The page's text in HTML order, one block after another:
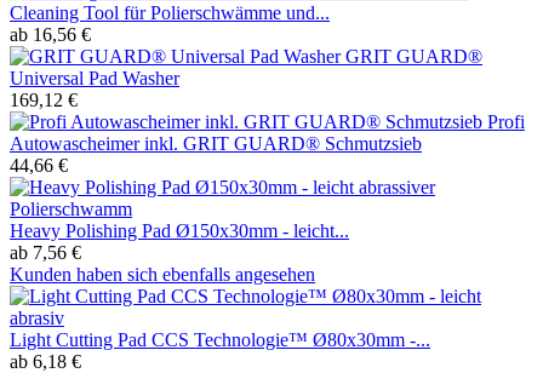
Cleaning Tool für Polierschwämme und...
ab 16,56 €
GRIT GUARD®
Universal Pad Washer
169,12 €
Profi
Autowascheimer inkl. GRIT GUARD® Schmutzsieb
44,66 €
Heavy Polishing Pad Ø150x30mm - leicht...
ab 7,56 €
Kunden haben sich ebenfalls angesehen
Light Cutting Pad CCS Technologie™ Ø80x30mm -...
ab 6,18 €